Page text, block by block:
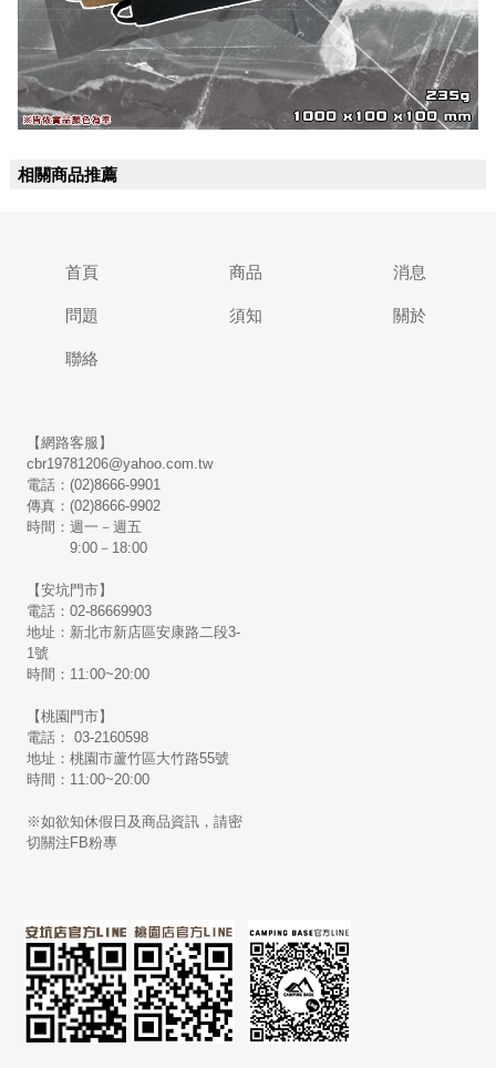
相關商品推薦
首頁 商品 消息
問題 須知 關於
聯絡
【網路客服】
cbr19781206@yahoo.com.tw
電話：(02)8666-9901
傳真：(02)8666-9902
時間：週一－週五
9:00－18:00
【安坑門市】
電話：02-86669903
地址：新北市新店區安康路二段3-
1號
時間：11:00~20:00
【桃園門市】
電話： 03-2160598
地址：桃園市蘆竹區大竹路55號
時間：11:00~20:00
※如欲知休假日及商品資訊，請密
切關注FB粉專